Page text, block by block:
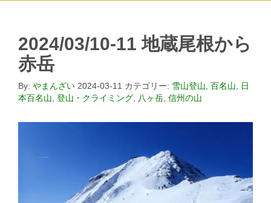
2024/03/10-11 地蔵尾根から
赤岳
By: やまんざい 2024-03-11 カテゴリー: 雪山登山 百名山
日
本百名山 登山・クライミング 八ヶ岳 信州の山